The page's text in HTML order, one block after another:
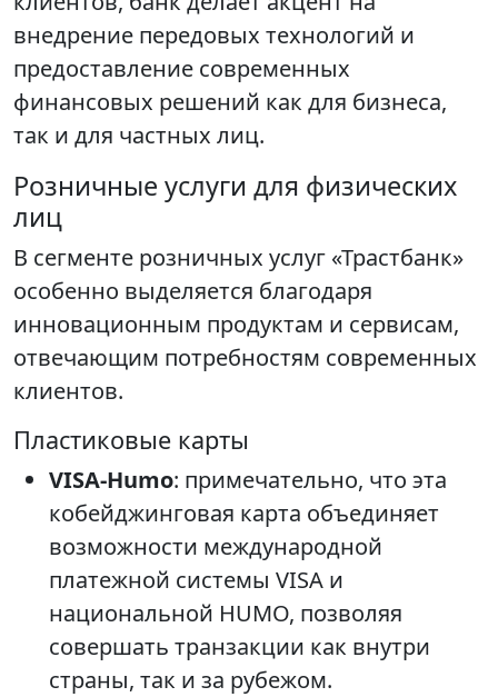
внедрение передовых технологий и
предоставление современных
финансовых решений как для бизнеса,
так и для частных лиц.
Розничные услуги для физических
лиц
В сегменте розничных услуг «Трастбанк»
особенно выделяется благодаря
инновационным продуктам и сервисам,
отвечающим потребностям современных
клиентов.
Пластиковые карты
VISA-Humo: примечательно, что эта
кобейджинговая карта объединяет
возможности международной
платежной системы VISA и
национальной HUMO, позволяя
совершать транзакции как внутри
страны, так и за рубежом.